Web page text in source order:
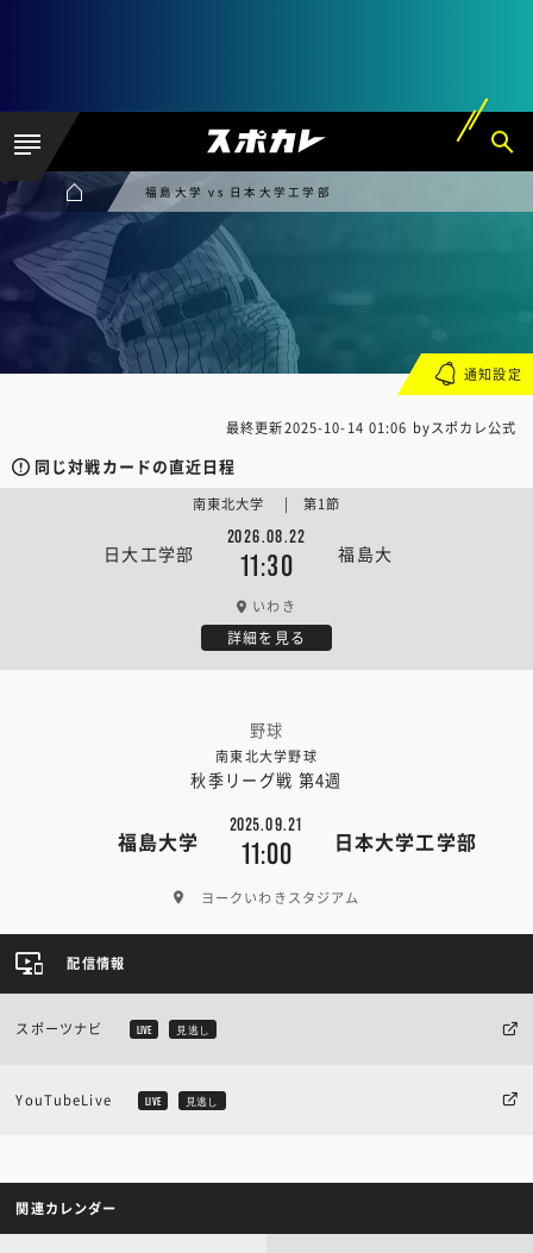
福島大学 vs 日本大学工学部
最終更新2025-10-14 01:06 byスポカレ公式
同じ対戦カードの直近日程
日大工学部
2026.08.22
11:30 福島大
南東北大学 | 第1節
いわき
詳細を見る
野球
南東北大学野球
秋季リーグ戦 第4週
福島大学
2025.09.21
11:00 日本大学工学部
ヨークいわきスタジアム
通知設定
配信情報
スポーツナビ LIVE 見逃し
YouTubeLive LIVE 見逃し
関連カレンダー